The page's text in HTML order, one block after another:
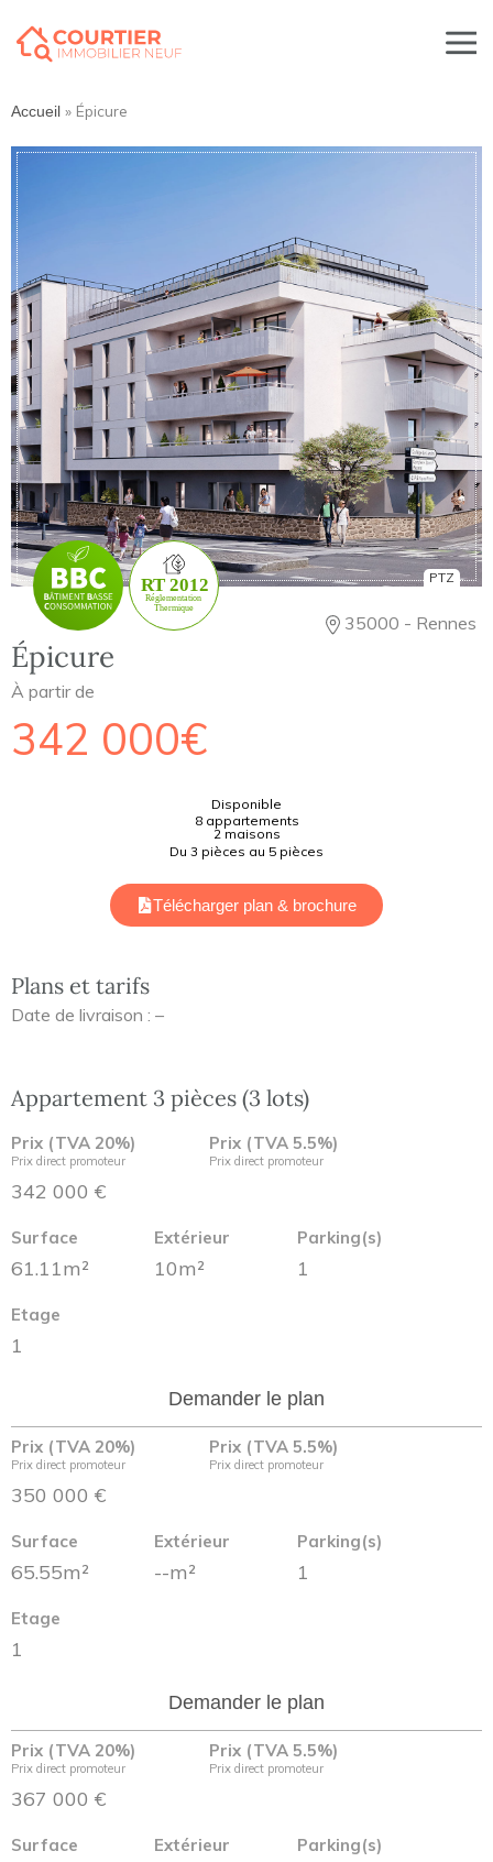
Accueil » Épicure
PTZ
35000 - Rennes
Épicure
À partir de
342 000€
Disponible
8 appartements
2 maisons
Du 3 pièces au 5 pièces
Télécharger plan & brochure
Plans et tarifs
Date de livraison : –
Appartement 3 pièces (3 lots)
Prix (TVA 20%)
Prix direct promoteur
342 000 €
Prix (TVA 5.5%)
Prix direct promoteur
Surface
61.11m²
Extérieur
10m²
Parking(s)
1
Etage
1
Demander le plan
Prix (TVA 20%)
Prix direct promoteur
350 000 €
Prix (TVA 5.5%)
Prix direct promoteur
Surface
65.55m²
Extérieur
--m²
Parking(s)
1
Etage
1
Demander le plan
Prix (TVA 20%)
Prix direct promoteur
367 000 €
Prix (TVA 5.5%)
Prix direct promoteur
Surface Extérieur Parking(s)